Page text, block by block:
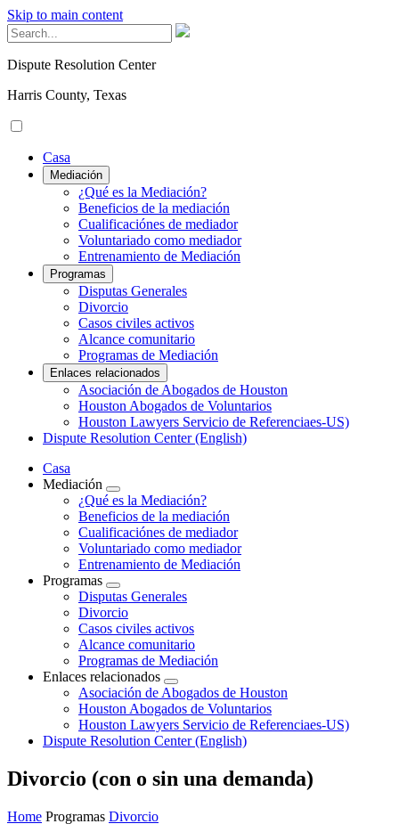
Skip to main content
Dispute Resolution Center
Harris County, Texas
Casa
Mediación
¿Qué es la Mediación?
Beneficios de la mediación
Cualificaciónes de mediador
Voluntariado como mediador
Entrenamiento de Mediación
Programas
Disputas Generales
Divorcio
Casos civiles activos
Alcance comunitario
Programas de Mediación
Enlaces relacionados
Asociación de Abogados de Houston
Houston Abogados de Voluntarios
Houston Lawyers Servicio de Referenciaes-US)
Dispute Resolution Center (English)
Casa
Mediación
¿Qué es la Mediación?
Beneficios de la mediación
Cualificaciónes de mediador
Voluntariado como mediador
Entrenamiento de Mediación
Programas
Disputas Generales
Divorcio
Casos civiles activos
Alcance comunitario
Programas de Mediación
Enlaces relacionados
Asociación de Abogados de Houston
Houston Abogados de Voluntarios
Houston Lawyers Servicio de Referenciaes-US)
Dispute Resolution Center (English)
Divorcio (con o sin una demanda)
Home Programas Divorcio